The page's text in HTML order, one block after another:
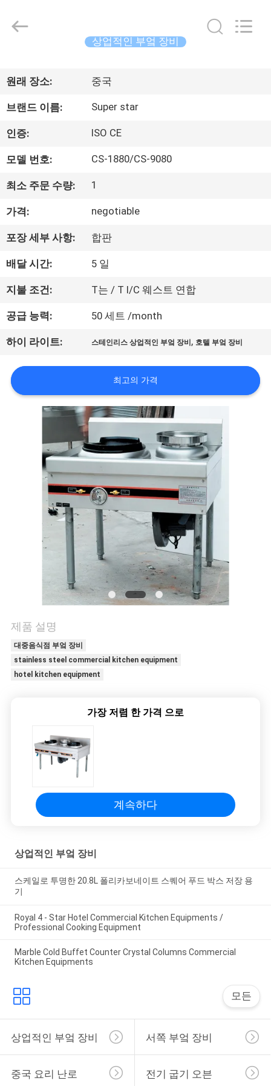
제
품
우
리
에
대
하
여
연
락
주
우
사
이
트
맵
PRIVACY
POLICY
2026
All
Rights
상업적인 부엌 장비
원래 장소: 중국
브랜드 이름: Super star
인증: ISO CE
모델 번호: CS-1880/CS-9080
최소 주문 수량: 1
가격: negotiable
포장 세부 사항: 합판
배달 시간: 5 일
지불 조건: T는 / T l/C 웨스트 연합
공급 능력: 50 세트 /month
하이 라이트: 스테인리스 상업적인 부엌 장비 , 호텔 부엌 장비
최고의 가격
제품 설명
대중음식점 부엌 장비
stainless steel commercial kitchen equipment
hotel kitchen equipment
가장 저렴 한 가격 으로
계속하다
상업적인 부엌 장비
스케일로 투명한 20.8L 폴리카보네이트 스퀘어 푸드 박스 저장 용
기
Royal 4 - Star Hotel Commercial Kitchen Equipments /
Professional Cooking Equipment
Marble Cold Buffet Counter Crystal Columns Commercial
Kitchen Equipments
모든
상업적인 부엌 장비 서쪽 부엌 장비
중국 요리 난로 전기 굽기 오븐